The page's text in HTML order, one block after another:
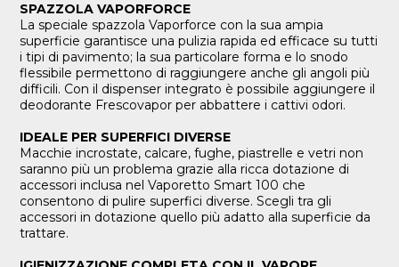
SPAZZOLA VAPORFORCE
La speciale spazzola Vaporforce con la sua ampia
superficie garantisce una pulizia rapida ed efficace su tutti
i tipi di pavimento; la sua particolare forma e lo snodo
flessibile permettono di raggiungere anche gli angoli più
difficili. Con il dispenser integrato è possibile aggiungere il
deodorante Frescovapor per abbattere i cattivi odori.
IDEALE PER SUPERFICI DIVERSE
Macchie incrostate, calcare, fughe, piastrelle e vetri non
saranno più un problema grazie alla ricca dotazione di
accessori inclusa nel Vaporetto Smart 100 che
consentono di pulire superfici diverse. Scegli tra gli
accessori in dotazione quello più adatto alla superficie da
trattare.